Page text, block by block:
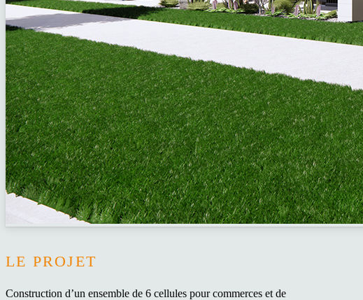
LE PROJET
Construction d’un ensemble de 6 cellules pour commerces et de